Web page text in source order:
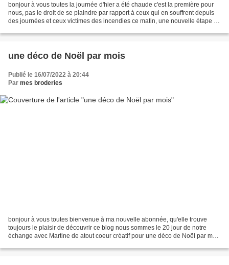
bonjour à vous toutes la journée d'hier a été chaude c'est la première pour
nous, pas le droit de se plaindre par rapport à ceux qui en souffrent depuis
des journées et ceux victimes des incendies ce matin, une nouvelle étape du
une déco de Noël par mois
Publié le 16/07/2022 à 20:44
Par mes broderies
bonjour à vous toutes bienvenue à ma nouvelle abonnée, qu'elle trouve
toujours le plaisir de découvrir ce blog nous sommes le 20 jour de notre
échange avec Martine de atout coeur créatif pour une déco de Noël par mois